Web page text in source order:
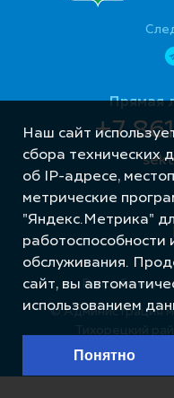
Прямая
+7
© Администрация
Разработка
Наш сайт
сбора технических
об IP-адресе,
метрические
"Яндекс.Метрика"
работоспособности
обслуживания.
сайт, вы
использованием
Понятно